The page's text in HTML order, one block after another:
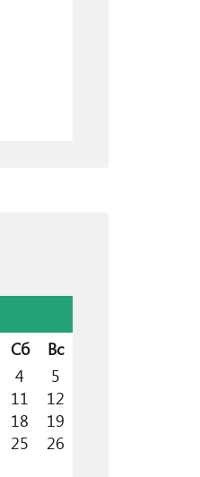
Сб
Вс
4
5
11
12
18
19
25
26